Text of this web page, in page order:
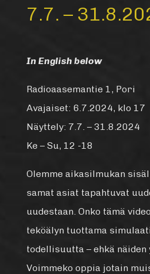
7.7. –
In English below
Radioaasemantie 1, Pori
Avajaiset: 6.7.2024, klo 17
Näyttely: 7.7. – 31.8.2024
Ke – Su, 12 -18
Olemme aikasilmukan
samat asiat tapahtuvat
uudestaan. Onko tämä
teköälyn tuottama
todellisuutta – ehkä näiden
Voimmeko oppia jotain